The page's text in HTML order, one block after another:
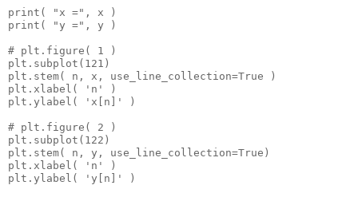
print( "x =", x )
print( "y =", y )
# plt.figure( 1 )
plt.subplot(121)
plt.stem( n, x, use_line_collection=True )
plt.xlabel( 'n' )
plt.ylabel( 'x[n]' )
# plt.figure( 2 )
plt.subplot(122)
plt.stem( n, y, use_line_collection=True)
plt.xlabel( 'n' )
plt.ylabel( 'y[n]' )